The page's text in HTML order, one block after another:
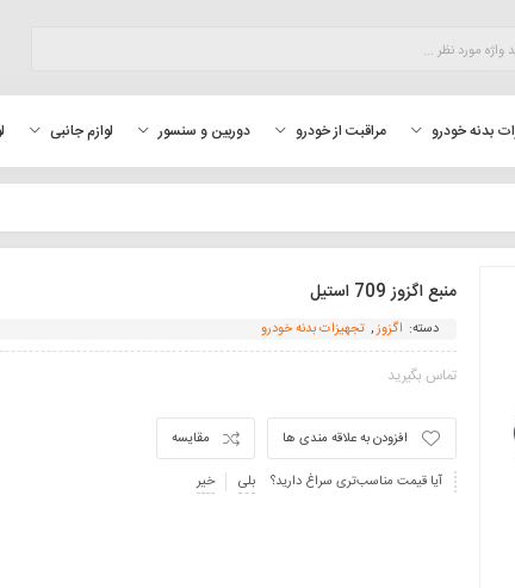
بدنه خودرو مراقبت از خودرو دوربین و سنسور لوازم جانبی
منبع اگزوز 709 استیل
دسته: اگزوز, تجهیزات بدنه خودرو
تماس بگیرید
مقایسه
افزودن به علاقه مندی ها
آیا قیمت مناسب‌تری سراغ دارید؟
بلی خیر